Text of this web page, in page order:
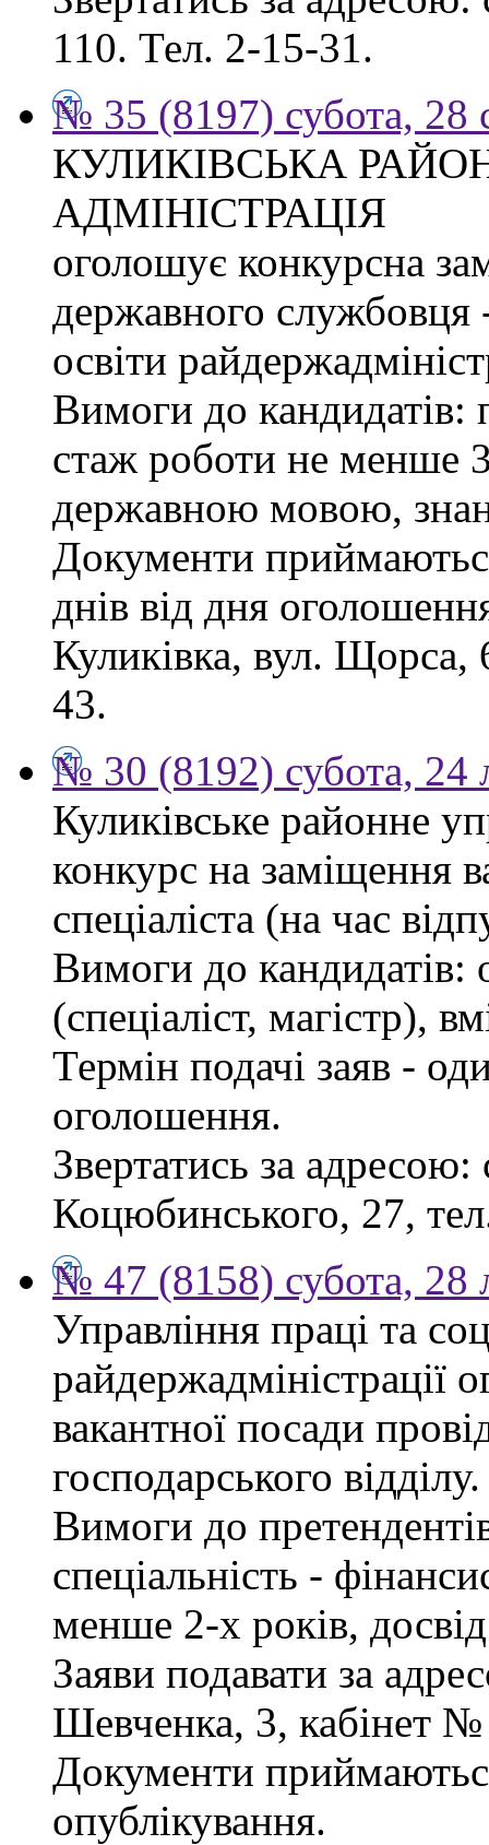
110. Тел. 2-15-31.
№ 35 (8197) субота, 28
КУЛИКІВСЬКА
АДМІНІСТРАЦІЯ
оголошує конкурсна
державного службовця -
освіти
Вимоги до кандидатів:
стаж роботи не менше
державною мовою,
Документи
днів від дня
Куликівка, вул.
43.
№ 30 (8192) субота, 24
Куликівське районне
конкурс на заміщення
спеціаліста (на час
Вимоги до
(спеціаліст, магістр),
Термін подачі заяв -
оголошення.
Звертатись за адресою:
Коцюбинського, 27,
№ 47 (8158) субота, 28
Управління праці та
райдержадміністрації
вакантної посади
господарського відділу.
Вимоги до
спеціальність -
менше 2-х років,
Заяви подавати за
Шевченка, 3, кабінет
Документи
опублікування.